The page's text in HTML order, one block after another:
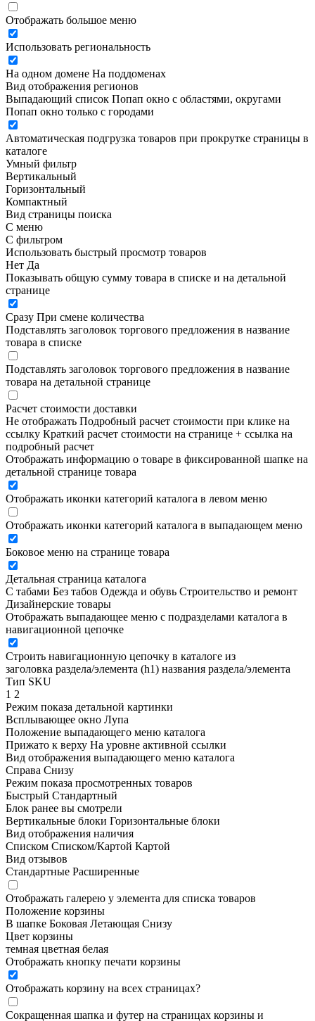
Отображать большое меню
Использовать региональность
На одном домене На поддоменах
Вид отображения регионов
Выпадающий список Попап окно c областями, округами
Попап окно только с городами
Автоматическая подгрузка товаров при прокрутке страницы в
каталоге
Умный фильтр
Вертикальный
Горизонтальный
Компактный
Вид страницы поиска
С меню
С фильтром
Использовать быстрый просмотр товаров
Нет Да
Показывать общую сумму товара в списке и на детальной
странице
Сразу При смене количества
Подставлять заголовок торгового предложения в название
товара в списке
Подставлять заголовок торгового предложения в название
товара на детальной странице
Расчет стоимости доставки
Не отображать Подробный расчет стоимости при клике на
ссылку Краткий расчет стоимости на странице + ссылка на
подробный расчет
Отображать информацию о товаре в фиксированной шапке на
детальной странице товара
Отображать иконки категорий каталога в левом меню
Отображать иконки категорий каталога в выпадающем меню
Боковое меню на странице товара
Детальная страница каталога
С табами Без табов Одежда и обувь Строительство и ремонт
Дизайнерские товары
Отображать выпадающее меню с подразделами каталога в
навигационной цепочке
Строить навигационную цепочку в каталоге из
заголовка раздела/элемента (h1) названия раздела/элемента
Тип SKU
1 2
Режим показа детальной картинки
Всплывающее окно Лупа
Положение выпадающего меню каталога
Прижато к верху На уровне активной ссылки
Вид отображения выпадающего меню каталога
Справа Снизу
Режим показа просмотренных товаров
Быстрый Стандартный
Блок ранее вы смотрели
Вертикальные блоки Горизонтальные блоки
Вид отображения наличия
Списком Списком/Картой Картой
Вид отзывов
Стандартные Расширенные
Отображать галерею у элемента для списка товаров
Положение корзины
В шапке Боковая Летающая Снизу
Цвет корзины
темная цветная белая
Отображать кнопку печати корзины
Отображать корзину на всех страницах?
Сокращенная шапка и футер на страницах корзины и